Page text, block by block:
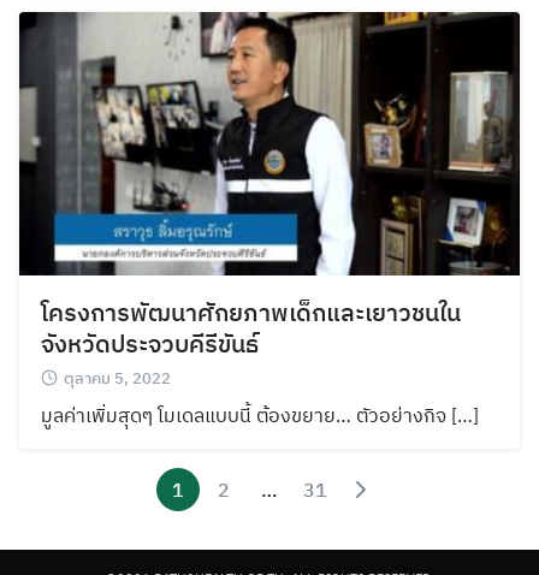
โครงการพัฒนาศักยภาพเด็กและเยาวชนใน
จังหวัดประจวบคีรีขันธ์
ตุลาคม 5, 2022
มูลค่าเพิ่มสุดๆ โมเดลแบบนี้ ต้องขยาย… ตัวอย่างกิจ […]
1 2 … 31